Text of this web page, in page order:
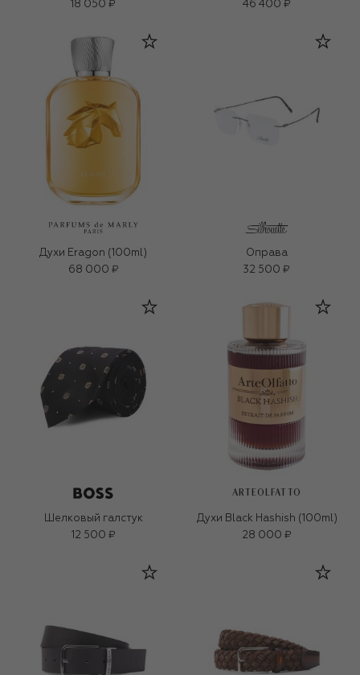
18 050 ₽
46 400 ₽
Духи Eragon (100ml)
68 000 ₽
Оправа
32 500 ₽
Шелковый галстук
12 500 ₽
ARTEOLFATTO
Духи Black Hashish (100ml)
28 000 ₽